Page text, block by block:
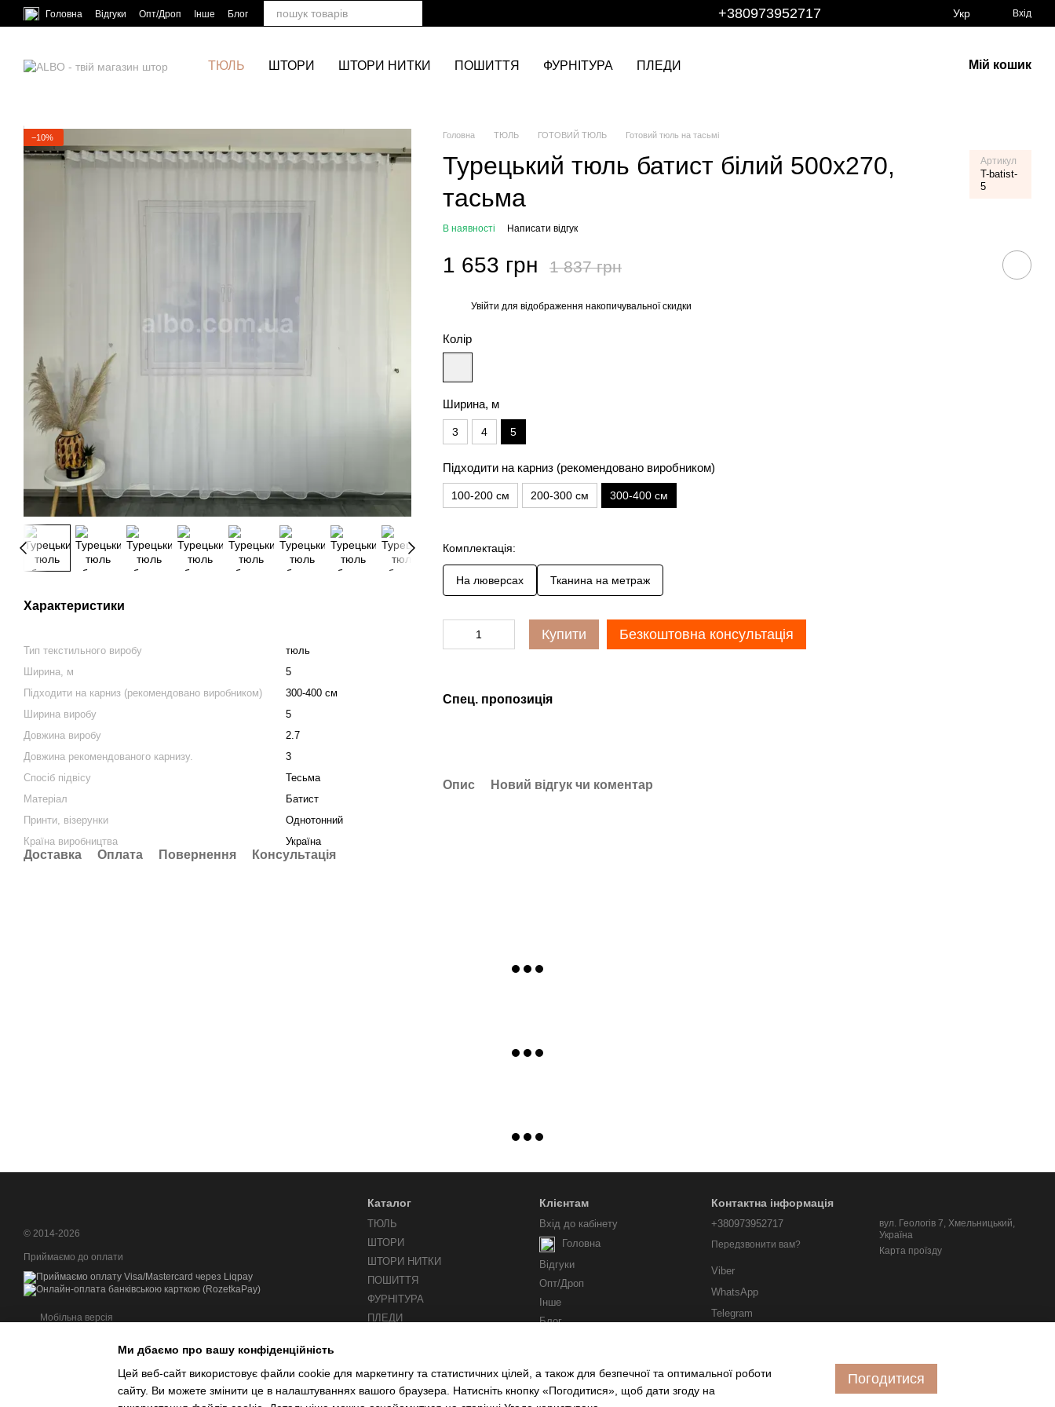
Перейти до основного контенту
Головна Відгуки Опт/Дроп Інше Блог +380973952717 Укр Вхід
ТЮЛЬ ШТОРИ ШТОРИ НИТКИ ПОШИТТЯ ФУРНІТУРА ПЛЕДИ Мій кошик
−10%
Характеристики
Тип текстильного виробу
тюль
Ширина, м
5
Підходити на карниз (рекомендовано виробником)
300-400 см
Ширина виробу
5
Довжина виробу
2.7
Довжина рекомендованого карнизу.
3
Спосіб підвісу
Тесьма
Матеріал
Батист
Принти, візерунки
Однотонний
Країна виробництва
Україна
Доставка Оплата Повернення Консультація
Головна ТЮЛЬ ГОТОВИЙ ТЮЛЬ Готовий тюль на тасьмі
Турецький тюль батист білий 500х270,
тасьма
Артикул
T-batist-
5
В наявності Написати відгук
1 653 грн 1 837 грн
Увійти для відображення накопичувальної скидки
Колір
Ширина, м
3 4 5
Підходити на карниз (рекомендовано виробником)
100-200 см 200-300 см 300-400 см
Комплектація:
На люверсах Тканина на метраж
Купити Безкоштовна консультація
Спец. пропозиція
Опис Новий відгук чи коментар
© 2014-2026
Приймаємо до оплати
Мобільна версія
Каталог
ТЮЛЬ
ШТОРИ
ШТОРИ НИТКИ
ПОШИТТЯ
ФУРНІТУРА
ПЛЕДИ
Клієнтам
Вхід до кабінету
Головна
Відгуки
Опт/Дроп
Інше
Блог
Контактна інформація
+380973952717
Передзвонити вам?
Viber
WhatsApp
Telegram
вул. Геологів 7, Хмельницький,
Україна
Карта проїзду
Ми дбаємо про вашу конфіденційність
Цей веб-сайт використовує файли cookie для маркетингу та статистичних цілей, а також для безпечної та оптимальної роботи
сайту. Ви можете змінити це в налаштуваннях вашого браузера. Натисніть кнопку «Погодитися», щоб дати згоду на
Погодитися